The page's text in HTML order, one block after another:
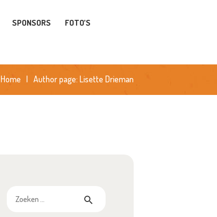
SPONSORS
FOTO’S
Home Author page: Lisette Drieman